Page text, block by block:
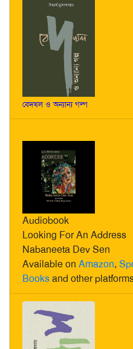
বেদখল ও অন্যান্য গল্প
Audiobook
Looking For An Address
Nabaneeta Dev Sen
Available on Amazon,
Booksand other